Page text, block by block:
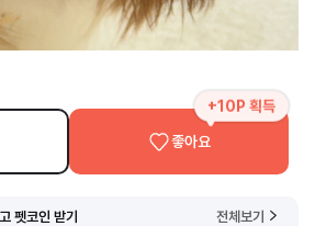
+10P 획득
좋아요
펫코인 받기 전체보기